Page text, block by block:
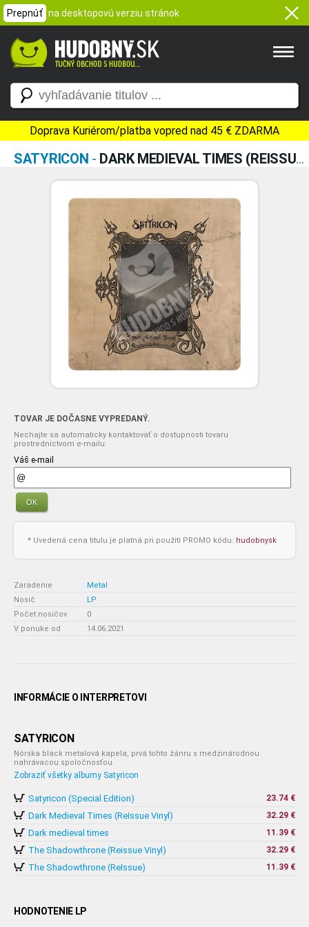
Prepnúť na desktopovú verziu stránok
Doprava Kuriérom/platba vopred nad 45 € ZDARMA
SATYRICON - DARK MEDIEVAL TIMES (REISSUE VINYL)
TOVAR JE DOČASNE VYPREDANÝ.
Nechajte sa automaticky kontaktovať o dostupnosti tovaru
prostredníctvom e-mailu:
Váš e-mail
OK
* Uvedená cena titulu je platná pri použití PROMO kódu: hudobnysk
Zaradenie : Metal
Nosič
: LP
Počet nosičov
: 0
V ponuke od
: 14.06.2021
INFORMÁCIE O INTERPRETOVI
SATYRICON
Nórska black metalová kapela, prvá tohto žánru s medzinárodnou
nahrávacou spoločnosťou.
Zobraziť všetky albumy Satyricon
Satyricon (Special Edition) 23.74 €
Dark Medieval Times (ReIssue Vinyl) 32.29 €
Dark medieval times 11.39 €
The Shadowthrone (Reissue Vinyl) 32.29 €
The Shadowthrone (ReIssue) 11.39 €
HODNOTENIE LP